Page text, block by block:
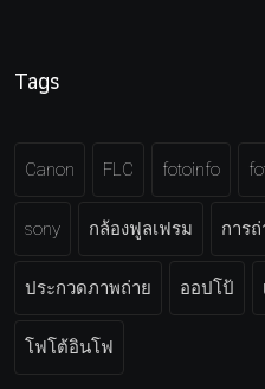
Tags
Canon FLC fotoinfo
sony กล้องฟูลเฟรม การ
ประกวดภาพถ่าย ออปโป้
โฟโต้อินโฟ